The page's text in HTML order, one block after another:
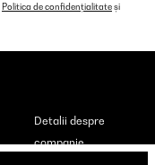
Politica de confidențialitateși
Detalii despre
companie